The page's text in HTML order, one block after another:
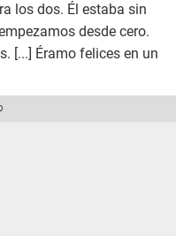
los dos. Él estaba sin
desde cero.
[...] Éramo felices en un